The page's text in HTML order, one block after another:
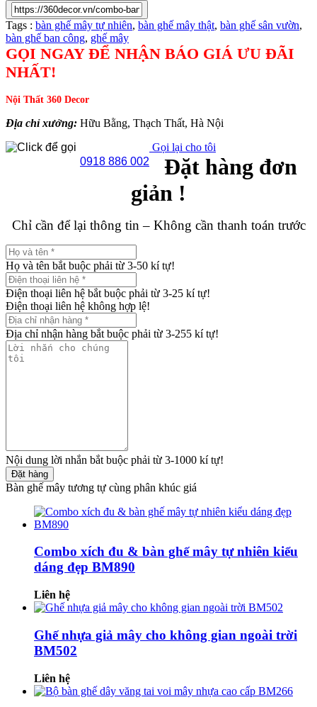
Tags : bàn ghế mây tự nhiên, bàn ghế mây thật, bàn ghế sân vườn,
bàn ghế ban công, ghế mây
GỌI NGAY ĐỂ NHẬN BÁO GIÁ ƯU ĐÃI
NHẤT!
Nội Thất 360 Decor
Địa chỉ xưởng: Hữu Bằng, Thạch Thất, Hà Nội
0918 886 002
Gọi lại cho tôi
Đặt hàng đơn
giản !
Chỉ cần để lại thông tin – Không cần thanh toán trước
Họ và tên bắt buộc phải từ 3-50 kí tự!
Điện thoại liên hệ bắt buộc phải từ 3-25 kí tự!
Điện thoại liên hệ không hợp lệ!
Địa chỉ nhận hàng bắt buộc phải từ 3-255 kí tự!
Nội dung lời nhắn bắt buộc phải từ 3-1000 kí tự!
Đặt hàng
Bàn ghế mây tương tự cùng phân khúc giá
Combo xích đu & bàn ghế mây tự nhiên kiểu
dáng đẹp BM890
Liên hệ
Ghế nhựa giả mây cho không gian ngoài trời
BM502
Liên hệ